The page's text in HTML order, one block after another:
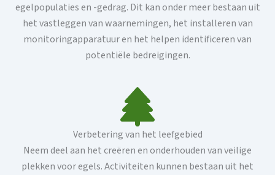
egelpopulaties en -gedrag. Dit kan onder meer bestaan ​​uit
het vastleggen van waarnemingen, het installeren van
monitoringapparatuur en het helpen identificeren van
potentiële bedreigingen.
Verbetering van het leefgebied
Neem deel aan het creëren en onderhouden van veilige
plekken voor egels. Activiteiten kunnen bestaan ​​uit het